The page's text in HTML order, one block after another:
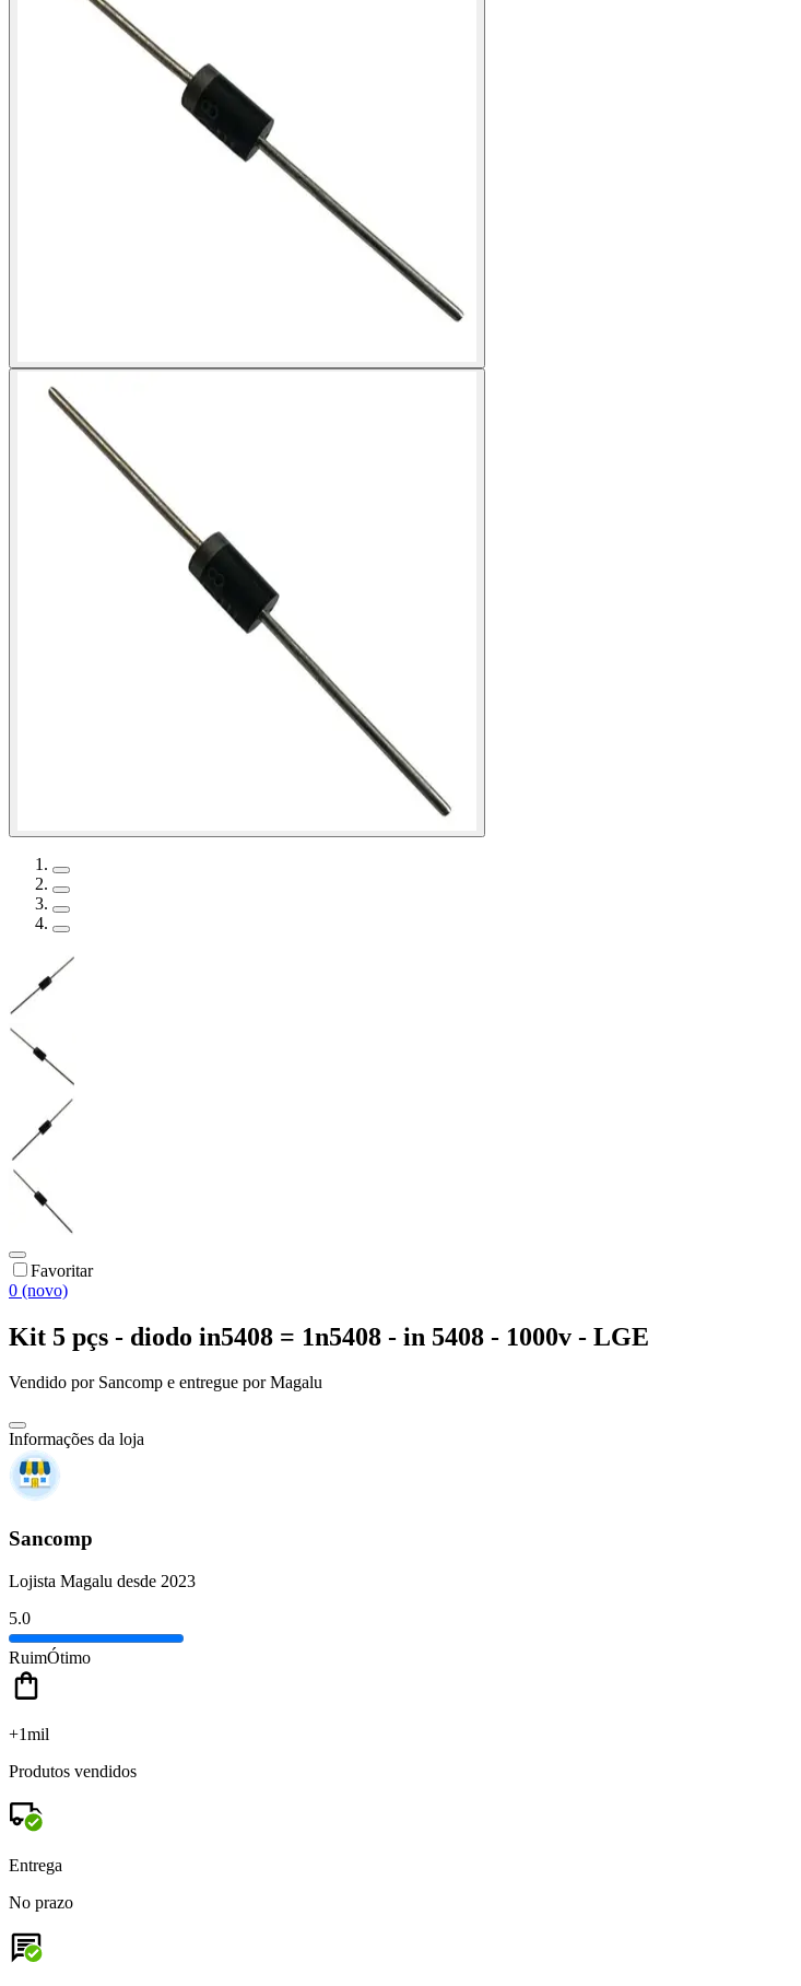
Favoritar
0 (novo)
Kit 5 pçs - diodo in5408 = 1n5408 - in 5408 - 1000v - LGE
Vendido por Sancomp e entregue por Magalu
Informações da loja
Sancomp
Lojista Magalu desde 2023
5.0
RuimÓtimo
+1mil
Produtos vendidos
Entrega
No prazo